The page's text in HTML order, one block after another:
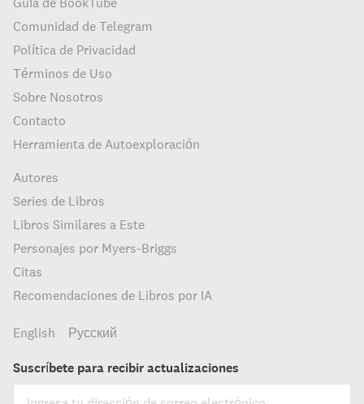
Comunidad de Telegram
Política de Privacidad
Términos de Uso
Sobre Nosotros
Contacto
Herramienta de Autoexploración
Autores
Series de Libros
Libros Similares a Este
Personajes por Myers-Briggs
Citas
Recomendaciones de Libros por IA
English Русский
Suscríbete para recibir actualizaciones